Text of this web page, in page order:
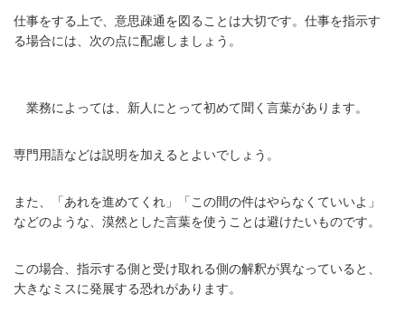
仕事をする上で、意思疎通を図ることは大切です。仕事を指示す
る場合には、次の点に配慮しましょう。
業務によっては、新人にとって初めて聞く言葉があります。
専門用語などは説明を加えるとよいでしょう。
また、「あれを進めてくれ」「この間の件はやらなくていいよ」
などのような、漠然とした言葉を使うことは避けたいものです。
この場合、指示する側と受け取れる側の解釈が異なっていると、
大きなミスに発展する恐れがあります。